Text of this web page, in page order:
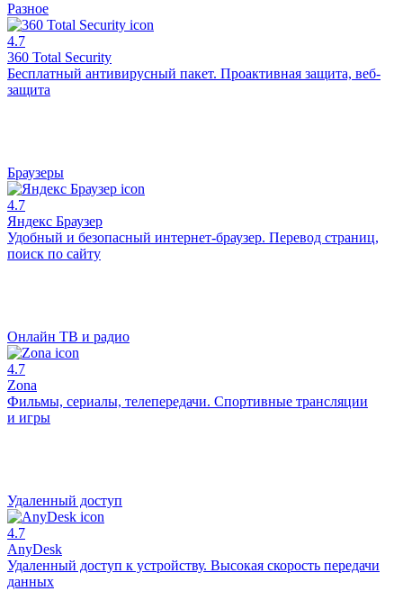
Разное
4.7
360 Total Security
Бесплатный антивирусный пакет. Проактивная защита, веб-
защита
Браузеры
4.7
Яндекс Браузер
Удобный и безопасный интернет-браузер. Перевод страниц,
поиск по сайту
Онлайн ТВ и радио
4.7
Zona
Фильмы, сериалы, телепередачи. Спортивные трансляции
и игры
Удаленный доступ
4.7
AnyDesk
Удаленный доступ к устройству. Высокая скорость передачи
данных